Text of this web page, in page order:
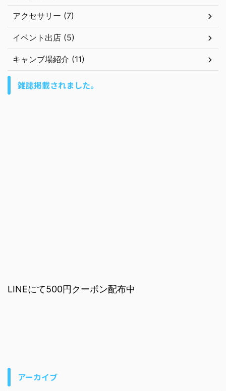
アクセサリー (7)
イベント出店 (5)
キャンブ場紹介 (11)
雑誌掲載されました。
LINEにて500円クーポン配布中
アーカイブ